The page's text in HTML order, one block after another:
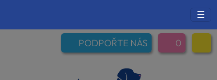
☰
PODPOŘTE NÁS 0